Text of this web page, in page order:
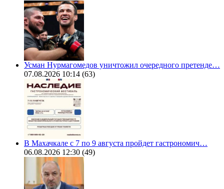
Усман Нурмагомедов уничтожил очередного претенде…
07.08.2026 10:14 (63)
В Махачкале с 7 по 9 августа пройдет гастрономич…
06.08.2026 12:30 (49)